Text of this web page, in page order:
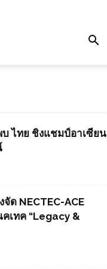
ไทย ชิงแชมป์อาเซียน
ด NECTEC-ACE
เทค “Legacy &